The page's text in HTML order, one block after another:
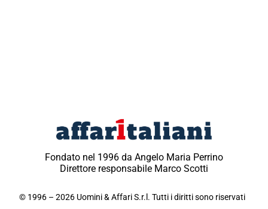
Fondato nel 1996 da Angelo Maria Perrino
Direttore responsabile Marco Scotti
© 1996 – 2026 Uomini & Affari S.r.l. Tutti i diritti sono riservati